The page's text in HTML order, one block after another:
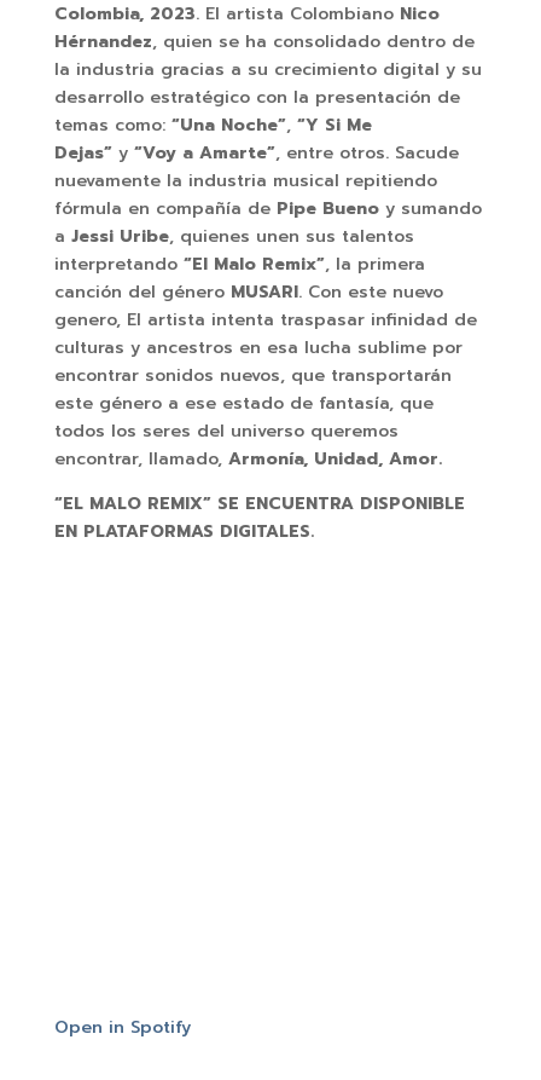
Colombia, 2023. El artista Colombiano Nico
Hérnandez, quien se ha consolidado dentro de
la industria gracias a su crecimiento digital y su
desarrollo estratégico con la presentación de
temas como: “Una Noche”, “Y Si Me
Dejas”y “Voy a Amarte”, entre otros. Sacude
nuevamente la industria musical repitiendo
fórmula en compañía de Pipe Buenoy sumando
a Jessi Uribe, quienes unen sus talentos
interpretando “El Malo Remix”, la primera
canción del género MUSARI. Con este nuevo
genero, El artista intenta traspasar infinidad de
culturas y ancestros en esa lucha sublime por
encontrar sonidos nuevos, que transportarán
este género a ese estado de fantasía, que
todos los seres del universo queremos
encontrar, llamado, Armonía, Unidad, Amor.
“EL MALO REMIX” SE ENCUENTRA DISPONIBLE
EN PLATAFORMAS DIGITALES.
Open in Spotify